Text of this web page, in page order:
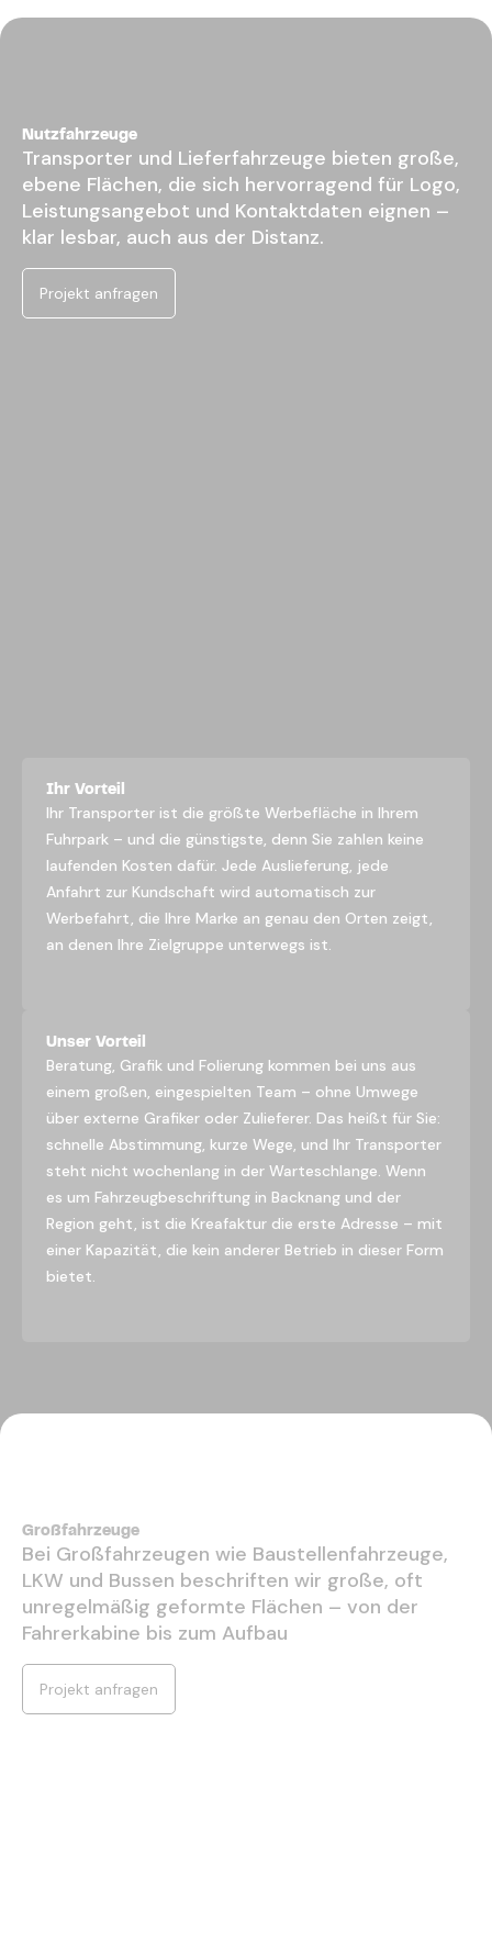
Nutzfahrzeuge
Transporter und Lieferfahrzeuge bieten große,
ebene Flächen, die sich hervorragend für Logo,
Leistungsangebot und Kontaktdaten eignen –
klar lesbar, auch aus der Distanz.
Projekt anfragen
Ihr Vorteil
Ihr Transporter ist die größte Werbefläche in Ihrem
Fuhrpark – und die günstigste, denn Sie zahlen keine
laufenden Kosten dafür. Jede Auslieferung, jede
Anfahrt zur Kundschaft wird automatisch zur
Werbefahrt, die Ihre Marke an genau den Orten zeigt,
an denen Ihre Zielgruppe unterwegs ist.
Unser Vorteil
Beratung, Grafik und Folierung kommen bei uns aus
einem großen, eingespielten Team – ohne Umwege
über externe Grafiker oder Zulieferer. Das heißt für Sie:
schnelle Abstimmung, kurze Wege, und Ihr Transporter
steht nicht wochenlang in der Warteschlange. Wenn
es um Fahrzeugbeschriftung in Backnang und der
Region geht, ist die Kreafaktur die erste Adresse – mit
einer Kapazität, die kein anderer Betrieb in dieser Form
bietet.
Großfahrzeuge
Bei Großfahrzeugen wie Baustellenfahrzeuge,
LKW und Bussen beschriften wir große, oft
unregelmäßig geformte Flächen – von der
Fahrerkabine bis zum Aufbau
Projekt anfragen